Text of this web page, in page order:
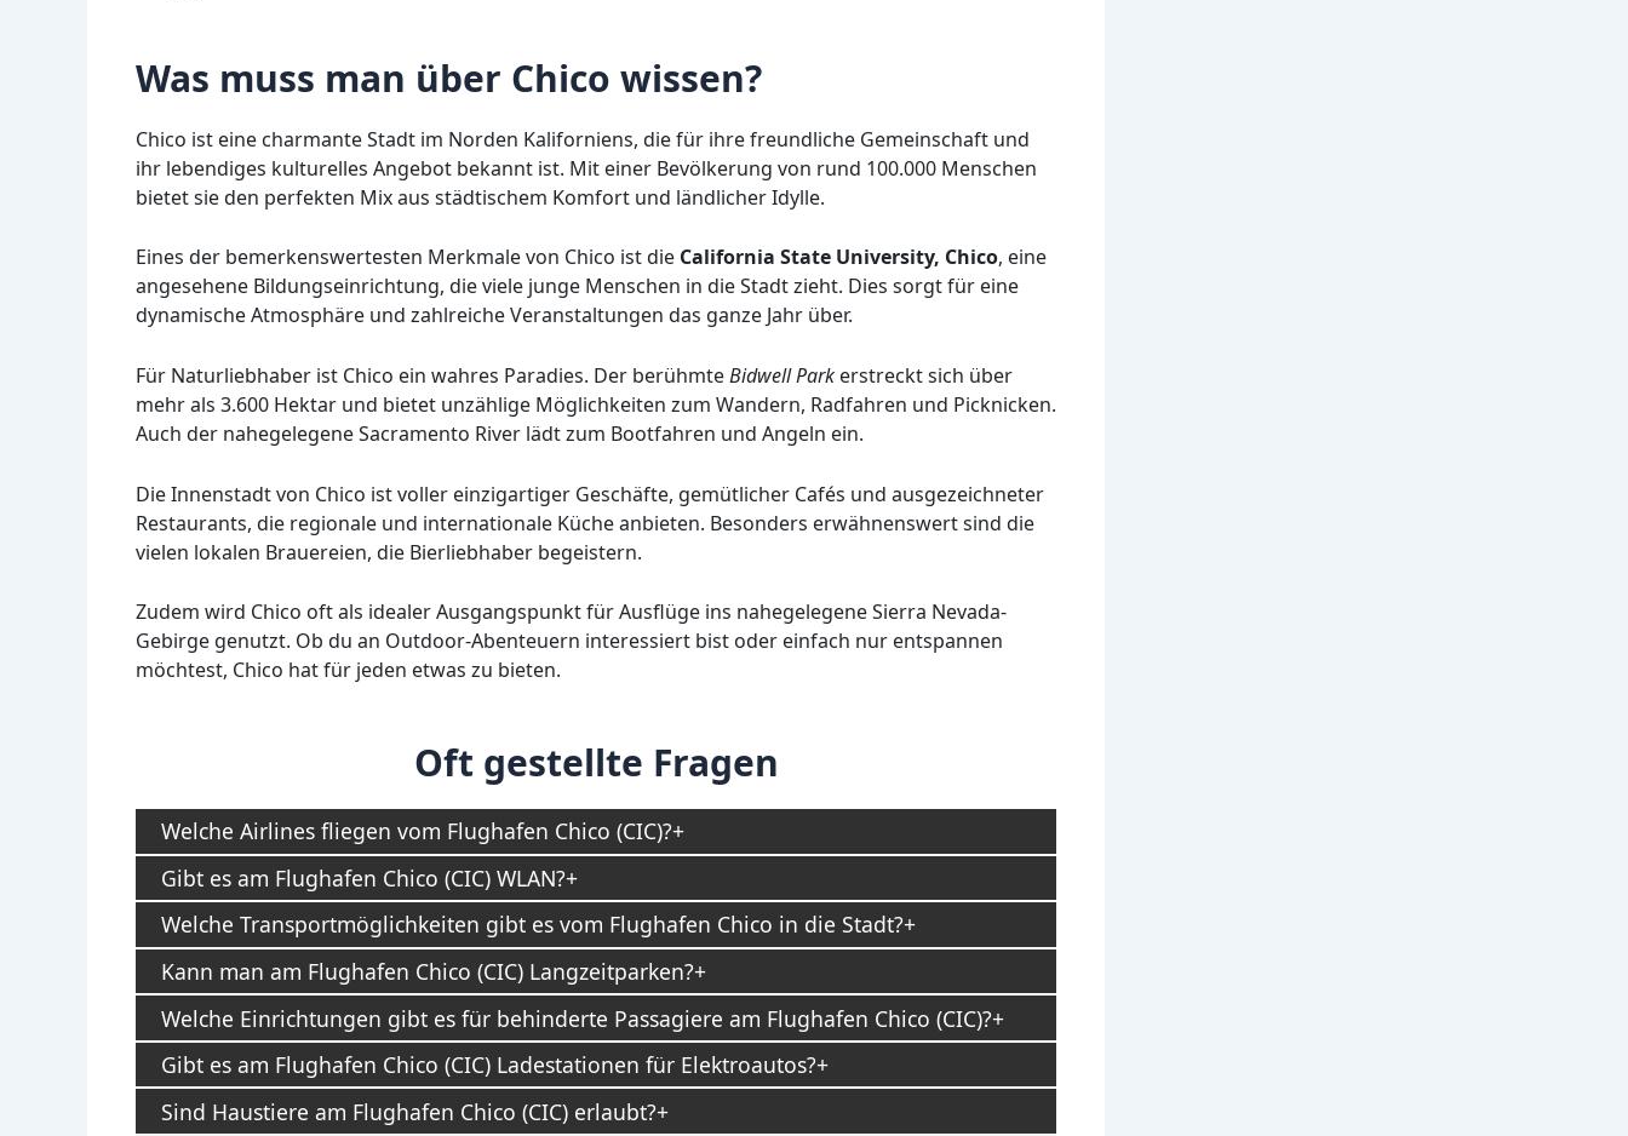
Was muss man über Chico wissen?
Chico ist eine charmante Stadt im Norden Kaliforniens, die für ihre freundliche Gemeinschaft und
ihr lebendiges kulturelles Angebot bekannt ist. Mit einer Bevölkerung von rund 100.000 Menschen
bietet sie den perfekten Mix aus städtischem Komfort und ländlicher Idylle.
Eines der bemerkenswertesten Merkmale von Chico ist die California State University, Chico, eine
angesehene Bildungseinrichtung, die viele junge Menschen in die Stadt zieht. Dies sorgt für eine
dynamische Atmosphäre und zahlreiche Veranstaltungen das ganze Jahr über.
Für Naturliebhaber ist Chico ein wahres Paradies. Der berühmteBidwell Park erstreckt sich über
mehr als 3.600 Hektar und bietet unzählige Möglichkeiten zum Wandern, Radfahren und Picknicken.
Auch der nahegelegene Sacramento River lädt zum Bootfahren und Angeln ein.
Die Innenstadt von Chico ist voller einzigartiger Geschäfte, gemütlicher Cafés und ausgezeichneter
Restaurants, die regionale und internationale Küche anbieten. Besonders erwähnenswert sind die
vielen lokalen Brauereien, die Bierliebhaber begeistern.
Zudem wird Chico oft als idealer Ausgangspunkt für Ausflüge ins nahegelegene Sierra Nevada-
Gebirge genutzt. Ob du an Outdoor-Abenteuern interessiert bist oder einfach nur entspannen
möchtest, Chico hat für jeden etwas zu bieten.
Oft gestellte Fragen
Welche Airlines fliegen vom Flughafen Chico (CIC)?
Gibt es am Flughafen Chico (CIC) WLAN?
Welche Transportmöglichkeiten gibt es vom Flughafen Chico in die Stadt?
Kann man am Flughafen Chico (CIC) Langzeitparken?
Welche Einrichtungen gibt es für behinderte Passagiere am Flughafen Chico (CIC)?
Gibt es am Flughafen Chico (CIC) Ladestationen für Elektroautos?
Sind Haustiere am Flughafen Chico (CIC) erlaubt?